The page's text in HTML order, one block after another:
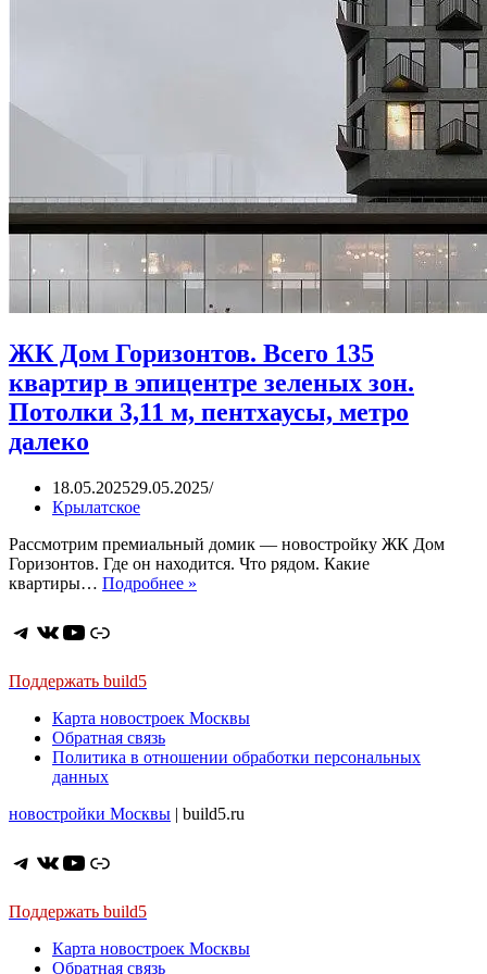
ЖК Дом Горизонтов. Всего 135
квартир в эпицентре зеленых зон.
Потолки 3,11 м, пентхаусы, метро
далеко
18.05.202529.05.2025
Крылатское
Рассмотрим премиальный домик — новостройку ЖК Дом
Горизонтов. Где он находится. Что рядом. Какие
квартиры… Подробнее »
эпицентре
зон.
м,
Telegram
ВКонтакте
YouTube
Ссылка
Поддержать build5
Карта новостроек Москвы
Обратная связь
Политика в отношении обработки персональных
данных
новостройки Москвы | build5.ru
Telegram
ВКонтакте
YouTube
Ссылка
Поддержать build5
Карта новостроек Москвы
Обратная связь